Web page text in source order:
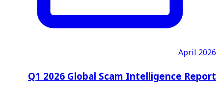
April 2026
Q1 2026 Global Scam Intelligence Report